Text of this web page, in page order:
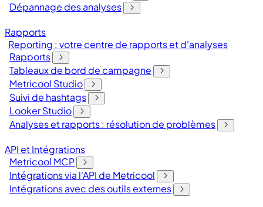
Dépannage des analyses
Rapports
Reporting : votre centre de rapports et d'analyses
Rapports
Tableaux de bord de campagne
Metricool Studio
Suivi de hashtags
Looker Studio
Analyses et rapports : résolution de problèmes
API et Intégrations
Metricool MCP
Intégrations via l'API de Metricool
Intégrations avec des outils externes